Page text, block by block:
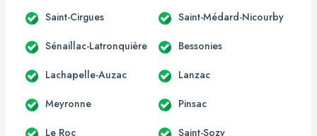
Saint-Cirgues Saint-Médard-Nicourby
Sénaillac-Latronquière Bessonies
Lachapelle-Auzac Lanzac
Meyronne Pinsac
Le Roc Saint-Sozy